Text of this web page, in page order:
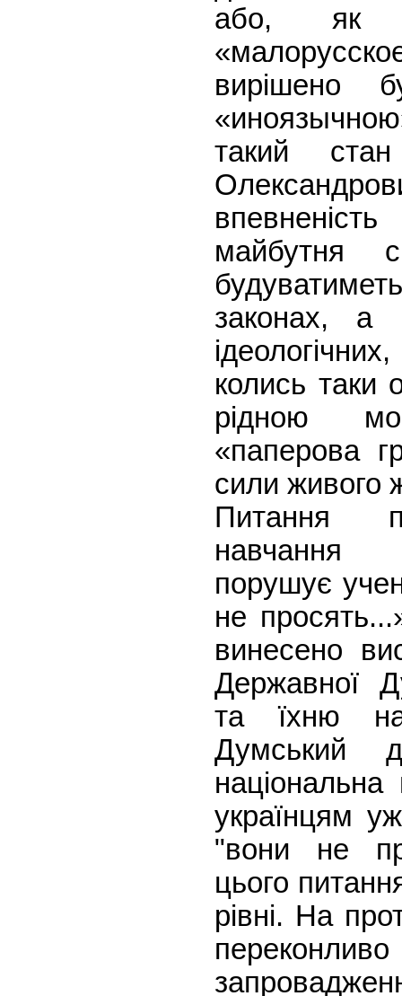
або, як
вирішено
такий
майбутня
законах, а
колись таки
рідною
«паперова
сили живого
Питання
порушує
не
винесено
Державної
та їхню
Думський
українцям
"вони не
цього
рівні. На